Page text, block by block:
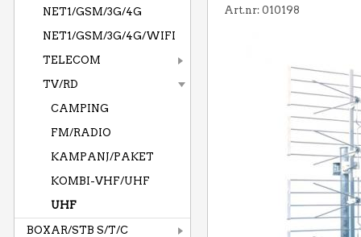
NET1/GSM/3G/4G
NET1/GSM/3G/4G/WIFI
TELECOM
TV/RD
CAMPING
FM/RADIO
KAMPANJ/PAKET
KOMBI-VHF/UHF
UHF
BOXAR/STB S/T/C
Art.nr: 010198